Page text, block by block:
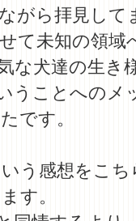
がら拝見して
て未知の領域
な犬達の生き
うことへのメ
です。
う感想をこ
す。